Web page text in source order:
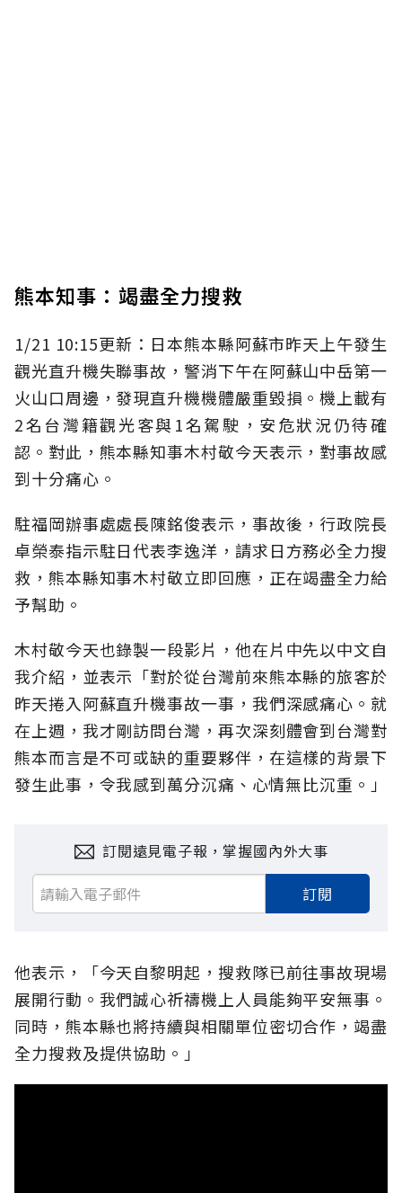
熊本知事：竭盡全力搜救
1/21 10:15更新：日本熊本縣阿蘇市昨天上午發生
觀光直升機失聯事故，警消下午在阿蘇山中岳第一
火山口周邊，發現直升機機體嚴重毀損。機上載有
2名台灣籍觀光客與1名駕駛，安危狀況仍待確
認。對此，熊本縣知事木村敬今天表示，對事故感
到十分痛心。
駐福岡辦事處處長陳銘俊表示，事故後，行政院長
卓榮泰指示駐日代表李逸洋，請求日方務必全力搜
救，熊本縣知事木村敬立即回應，正在竭盡全力給
予幫助。
木村敬今天也錄製一段影片，他在片中先以中文自
我介紹，並表示「對於從台灣前來熊本縣的旅客於
昨天捲入阿蘇直升機事故一事，我們深感痛心。就
在上週，我才剛訪問台灣，再次深刻體會到台灣對
熊本而言是不可或缺的重要夥伴，在這樣的背景下
發生此事，令我感到萬分沉痛、心情無比沉重。」
訂閱遠見電子報，掌握國內外大事
訂閱
他表示，「今天自黎明起，搜救隊已前往事故現場
展開行動。我們誠心祈禱機上人員能夠平安無事。
同時，熊本縣也將持續與相關單位密切合作，竭盡
全力搜救及提供協助。」